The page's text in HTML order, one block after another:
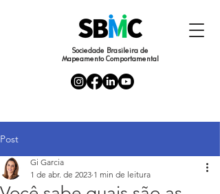
Sociedade Brasileira de
Mapeamento Comportamental
Post
Gi Garcia
1 de abr. de 2023 1 min de leitura